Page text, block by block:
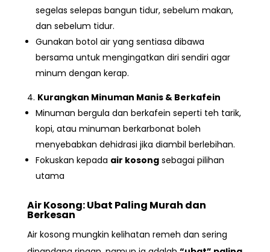
segelas selepas bangun tidur, sebelum makan,
dan sebelum tidur.
Gunakan botol air yang sentiasa dibawa
bersama untuk mengingatkan diri sendiri agar
minum dengan kerap.
Kurangkan Minuman Manis & Berkafein
Minuman bergula dan berkafein seperti teh tarik,
kopi, atau minuman berkarbonat boleh
menyebabkan dehidrasi jika diambil berlebihan.
Fokuskan kepada air kosongsebagai pilihan
utama
Air Kosong: Ubat Paling Murah dan
Berkesan
Air kosong mungkin kelihatan remeh dan sering